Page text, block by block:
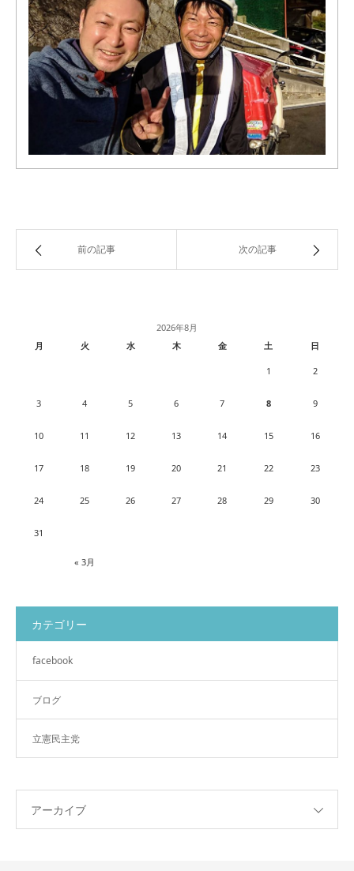
前の記事 次の記事
2026年8月
月
火 水 木 金 土 日
« 3月
1 2
3 4 5 6 7 8 9
10 11 12 13 14 15 16
17 18 19 20 21 22 23
24 25 26 27 28 29 30
31
カテゴリー
facebook
ブログ
立憲民主党
アーカイブ